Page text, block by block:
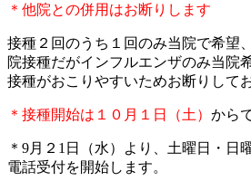
＊他院との併用はお断りします
接種２回のうち１回のみ当院で希望
院接種だがインフルエンザのみ当院
接種がおこりやすいためお断りして
＊接種開始は１０月１日（土） から
＊9月２1日（水）より、土曜日・日
電話受付を開始します。